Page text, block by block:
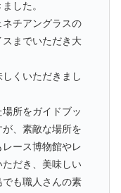
した。
チアングラスの
までいただき大
くいただきまし
所をガイドブッ
、素敵な場所を
ース博物館やレ
だき、美味しい
も職人さんの素